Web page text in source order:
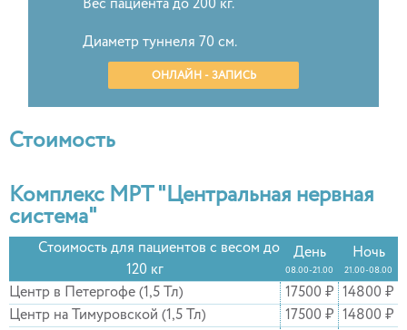
Вес пациента до 200 кг.
Диаметр туннеля 70 см.
ОНЛАЙН - ЗАПИСЬ
Стоимость
Комплекс МРТ "Центральная нервная
система"
Стоимость для пациентов с весом до
120 кг
День
08.00-21.00
Ночь
21.00-08.00
Центр в Петергофе (1,5 Тл) 17500 ₽
14800 ₽
Центр на Тимуровской (1,5 Тл)
17500 ₽
14800 ₽